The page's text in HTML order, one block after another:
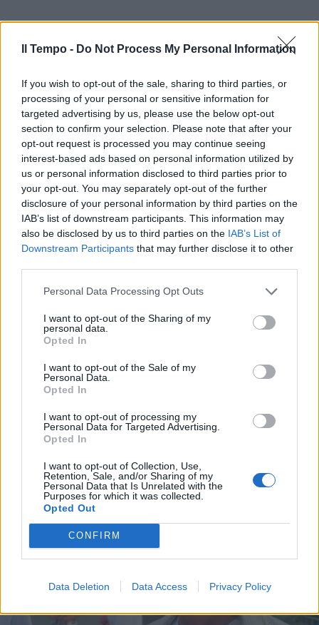
Il Tempo - Do Not Process My Personal Information
If you wish to opt-out of the sale, sharing to third parties, or
processing of your personal or sensitive information for
targeted advertising by us, please use the below opt-out
section to confirm your selection. Please note that after your
opt-out request is processed you may continue seeing
interest-based ads based on personal information utilized by
us or personal information disclosed to third parties prior to
your opt-out. You may separately opt-out of the further
disclosure of your personal information by third parties on the
IAB’s list of downstream participants. This information may
also be disclosed by us to third parties on the IAB’s List of
Downstream Participants that may further disclose it to other
Personal Data Processing Opt Outs
I want to opt-out of the Sharing of my
personal data.
Opted In
I want to opt-out of the Sale of my
Personal Data.
Opted In
I want to opt-out of processing my
Personal Data for Targeted Advertising.
Opted In
I want to opt-out of Collection, Use,
Retention, Sale, and/or Sharing of my
Personal Data that Is Unrelated with the
Purposes for which it was collected.
Opted Out
CONFIRM
Data Deletion Data Access Privacy Policy